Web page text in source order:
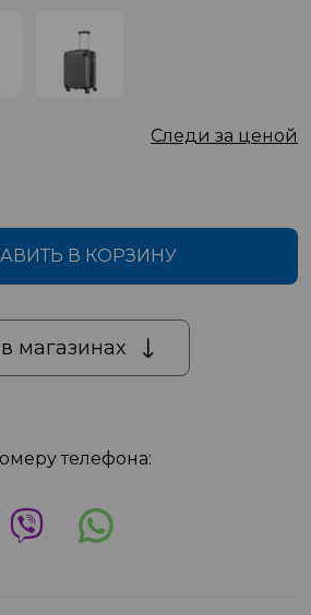
Следи за ценой
В КОРЗИНУ
магазинах
телефона: